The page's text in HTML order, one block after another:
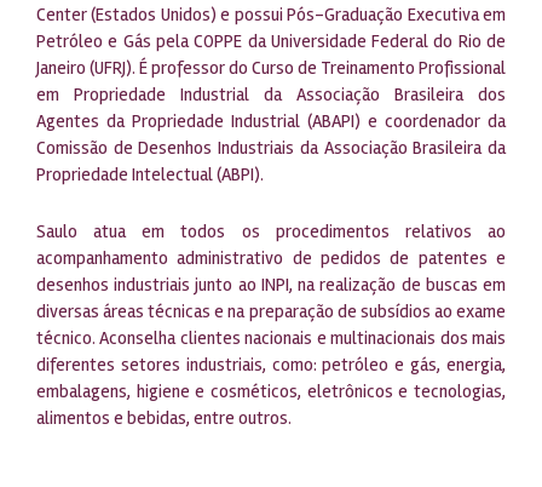
Center (Estados Unidos) e possui Pós-Graduação Executiva em
Petróleo e Gás pela COPPE da Universidade Federal do Rio de
Janeiro (UFRJ). É professor do Curso de Treinamento Profissional
em Propriedade Industrial da Associação Brasileira dos
Agentes da Propriedade Industrial (ABAPI) e coordenador da
Comissão de Desenhos Industriais da Associação Brasileira da
Propriedade Intelectual (ABPI).
Saulo atua em todos os procedimentos relativos ao
acompanhamento administrativo de pedidos de patentes e
desenhos industriais junto ao INPI, na realização de buscas em
diversas áreas técnicas e na preparação de subsídios ao exame
técnico. Aconselha clientes nacionais e multinacionais dos mais
diferentes setores industriais, como: petróleo e gás, energia,
embalagens, higiene e cosméticos, eletrônicos e tecnologias,
alimentos e bebidas, entre outros.